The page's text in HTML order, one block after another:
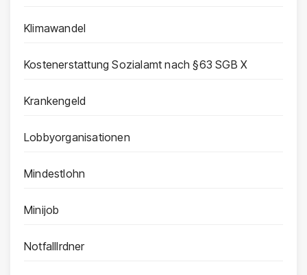
Klimawandel
Kostenerstattung Sozialamt nach §63 SGB X
Krankengeld
Lobbyorganisationen
Mindestlohn
Minijob
Notfalllrdner